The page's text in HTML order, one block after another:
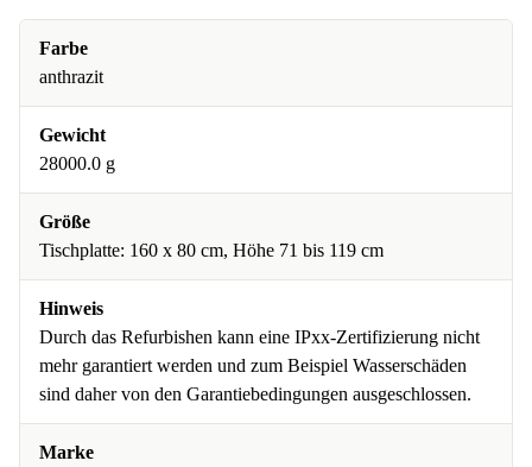
Farbe
anthrazit
Gewicht
28000.0 g
Größe
Tischplatte: 160 x 80 cm, Höhe 71 bis 119 cm
Hinweis
Durch das Refurbishen kann eine IPxx-Zertifizierung nicht
mehr garantiert werden und zum Beispiel Wasserschäden
sind daher von den Garantiebedingungen ausgeschlossen.
Marke